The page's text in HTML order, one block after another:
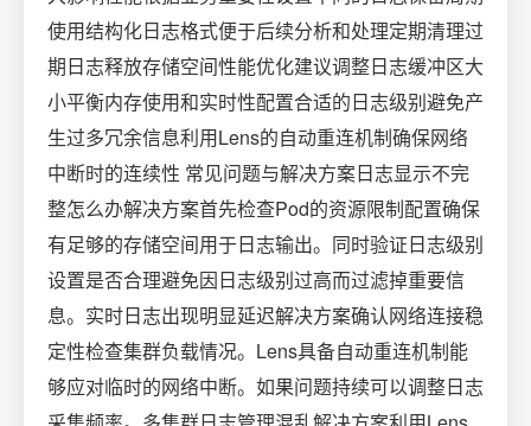
使用结构化日志格式便于后续分析和处理定期清理过
期日志释放存储空间性能优化建议调整日志缓冲区大
小平衡内存使用和实时性配置合适的日志级别避免产
生过多冗余信息利用Lens的自动重连机制确保网络
中断时的连续性️ 常见问题与解决方案日志显示不完
整怎么办解决方案首先检查Pod的资源限制配置确保
有足够的存储空间用于日志输出。同时验证日志级别
设置是否合理避免因日志级别过高而过滤掉重要信
息。实时日志出现明显延迟解决方案确认网络连接稳
定性检查集群负载情况。Lens具备自动重连机制能
够应对临时的网络中断。如果问题持续可以调整日志